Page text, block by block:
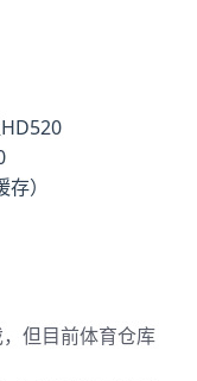
）
但目前体育仓库